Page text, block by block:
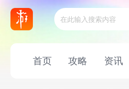
首页 攻略 资讯